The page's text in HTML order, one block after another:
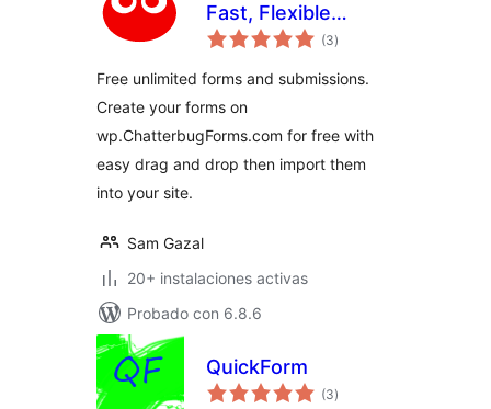
Fast, Flexible
WordPress Form
(3total
de
)
Free unlimited forms and submissions.
Create your forms on
wp.ChatterbugForms.com for free with
easy drag and drop then import them
into your site.
Sam Gazal
20+ instalaciones activas
Probado con 6.8.6
QuickForm
(3total
de
)